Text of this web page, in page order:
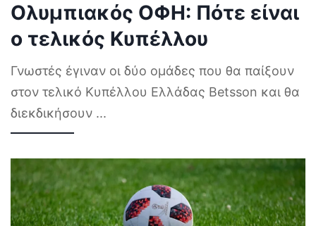
Ολυμπιακός ΟΦΗ: Πότε είναι
ο τελικός Κυπέλλου
Γνωστές έγιναν οι δύο ομάδες που θα παίξουν
στον τελικό Κυπέλλου Ελλάδας Betsson και θα
διεκδικήσουν ...